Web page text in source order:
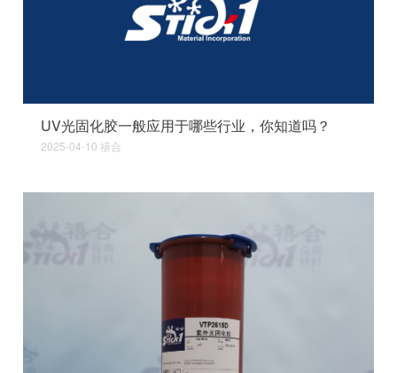
UV光固化胶一般应用于哪些行业，你知道吗？
2025-04-10 禧合